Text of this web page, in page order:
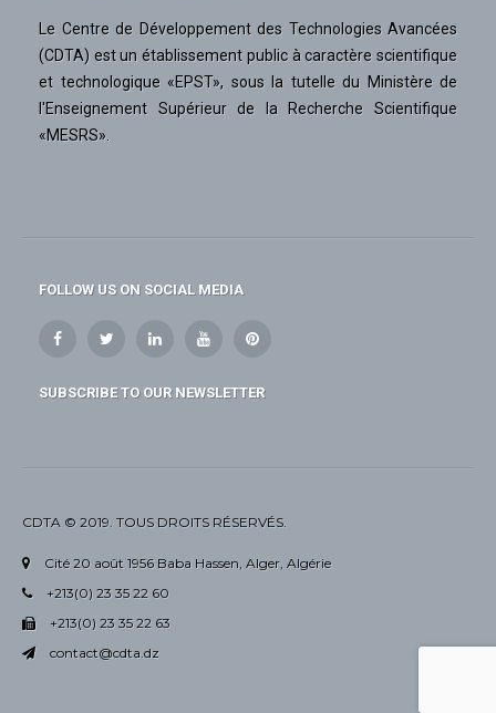
Le Centre de Développement des Technologies Avancées
(CDTA) est un établissement public à caractère scientifique
et technologique «EPST», sous la tutelle du Ministère de
l'Enseignement Supérieur de la Recherche Scientifique
«MESRS».
FOLLOW US ON SOCIAL MEDIA
SUBSCRIBE TO OUR NEWSLETTER
CDTA © 2019. TOUS DROITS RÉSERVÉS.
Cité 20 août 1956 Baba Hassen, Alger, Algérie
+213(0) 23 35 22 60
+213(0) 23 35 22 63
contact@cdta.dz